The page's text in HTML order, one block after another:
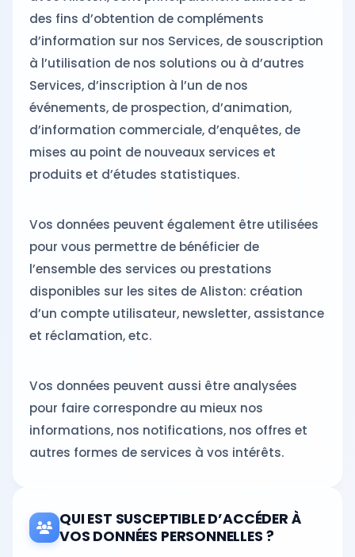
des fins d’obtention de compléments
d’information sur nos Services, de souscription
à l’utilisation de nos solutions ou à d’autres
Services, d’inscription à l’un de nos
événements, de prospection, d’animation,
d’information commerciale, d’enquêtes, de
mises au point de nouveaux services et
produits et d’études statistiques.
Vos données peuvent également être utilisées
pour vous permettre de bénéficier de
l’ensemble des services ou prestations
disponibles sur les sites de Aliston: création
d’un compte utilisateur, newsletter, assistance
et réclamation, etc.
Vos données peuvent aussi être analysées
pour faire correspondre au mieux nos
informations, nos notifications, nos offres et
autres formes de services à vos intérêts.
QUI EST SUSCEPTIBLE D’ACCÉDER À
VOS DONNÉES PERSONNELLES ?